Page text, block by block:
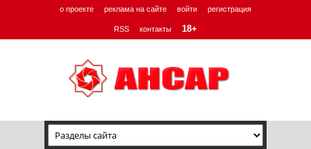
о проекте реклама на сайте войти регистрация
RSS контакты 18+